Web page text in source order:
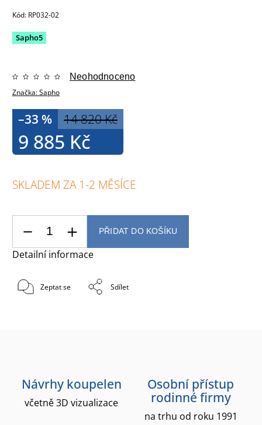
Kód: RP032-02
Sapho5
Značka:Sapho
Neohodnoceno
14 820 Kč
–33 %
9 885 Kč
SKLADEM ZA 1-2 MĚSÍCE
PŘIDAT DO KOŠÍKU
Detailní informace
Zeptat se Sdílet
Návrhy koupelen
včetně 3D vizualizace
Osobní přístup
rodinné firmy
na trhu od roku 1991